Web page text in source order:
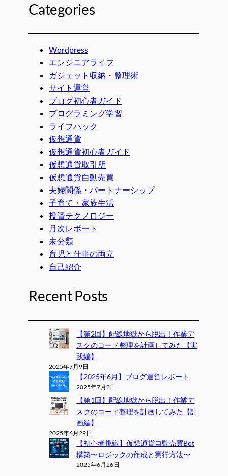
Categories
Wordpress
エンジニアライフ
ガジェット収納・整理術
サイト運営
ブログ初心者ガイド
プログラミング学習
ライフハック
仮想通貨
仮想通貨初心者ガイド
仮想通貨取引所
仮想通貨自動売買
夫婦関係・パートナーシップ
子育て・家族生活
投資テクノロジー
月次レポート
未分類
育児と仕事の両立
自己紹介
Recent Posts
【第2回】配線地獄から脱出！作業デ
スクのコード整理を計画してみた【実
践編】
2025年7月9日
【2025年6月】ブログ運営レポート
2025年7月3日
【第1回】配線地獄から脱出！作業デ
スクのコード整理を計画してみた【計
画編】
2025年6月29日
【初心者挑戦】仮想通貨自動売買Bot
構築〜ロジックの作成と実行方法〜
2025年6月26日